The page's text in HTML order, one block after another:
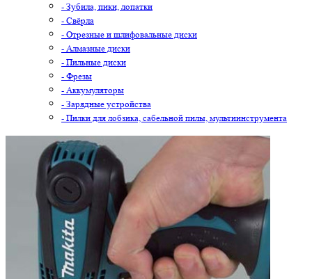
- Зубила, пики, лопатки
- Свёрла
- Отрезные и шлифовальные диски
- Алмазные диски
- Пильные диски
- Фрезы
- Аккумуляторы
- Зарядные устройства
- Пилки для лобзика, сабельной пилы, мультиинструмента